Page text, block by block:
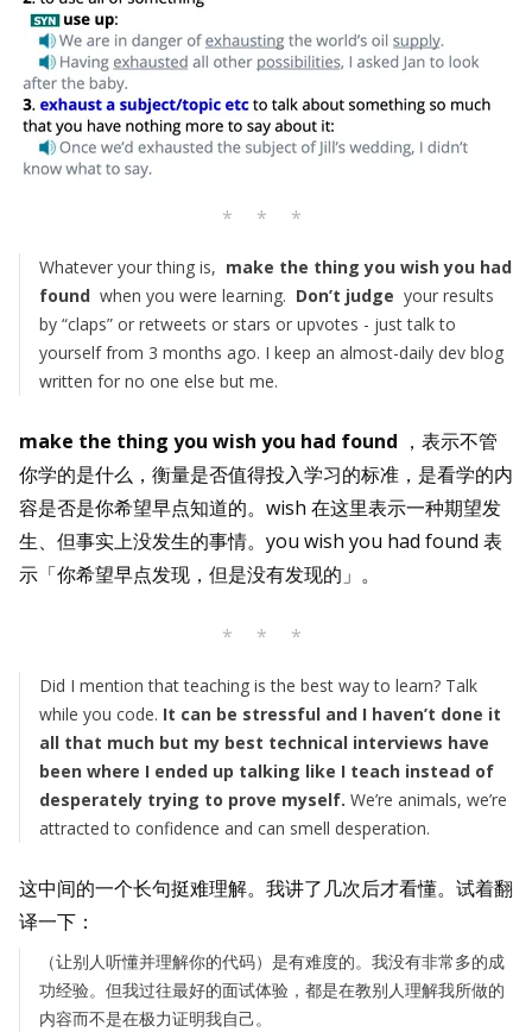
* * *
Whatever your thing is, make the thing you wish you had
found when you were learning. Don’t judge your results
by “claps” or retweets or stars or upvotes - just talk to
yourself from 3 months ago. I keep an almost-daily dev blog
written for no one else but me.
make the thing you wish you had found ，表示不管
你学的是什么，衡量是否值得投入学习的标准，是看学的内
容是否是你希望早点知道的。wish 在这里表示一种期望发
生、但事实上没发生的事情。you wish you had found 表
示「你希望早点发现，但是没有发现的」。
* * *
Did I mention that teaching is the best way to learn? Talk
while you code. It can be stressful and I haven’t done it
all that much but my best technical interviews have
been where I ended up talking like I teach instead of
desperately trying to prove myself. We’re animals, we’re
attracted to confidence and can smell desperation.
这中间的一个长句挺难理解。我讲了几次后才看懂。试着翻
译一下：
（让别人听懂并理解你的代码）是有难度的。我没有非常多的成
功经验。但我过往最好的面试体验，都是在教别人理解我所做的
内容而不是在极力证明我自己。